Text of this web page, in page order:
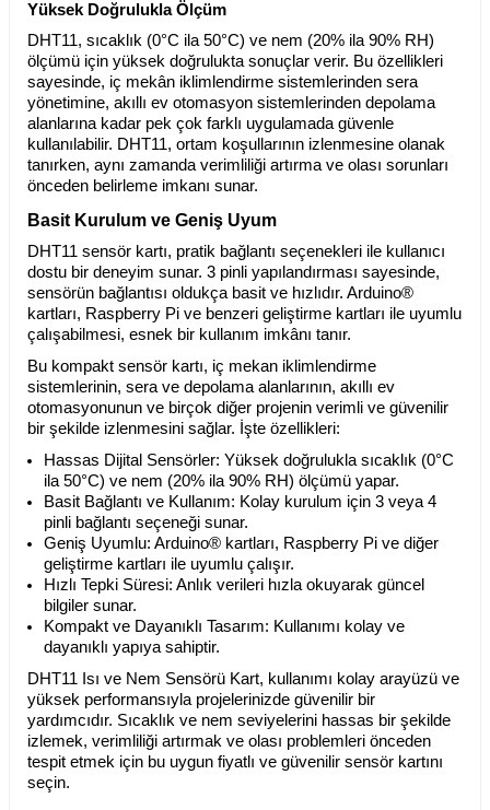
Yüksek Doğrulukla Ölçüm
DHT11, sıcaklık (0°C ila 50°C) ve nem (20% ila 90% RH)
ölçümü için yüksek doğrulukta sonuçlar verir. Bu özellikleri
sayesinde, iç mekân iklimlendirme sistemlerinden sera
yönetimine, akıllı ev otomasyon sistemlerinden depolama
alanlarına kadar pek çok farklı uygulamada güvenle
kullanılabilir. DHT11, ortam koşullarının izlenmesine olanak
tanırken, aynı zamanda verimliliği artırma ve olası sorunları
önceden belirleme imkanı sunar.
Basit Kurulum ve Geniş Uyum
DHT11 sensör kartı, pratik bağlantı seçenekleri ile kullanıcı
dostu bir deneyim sunar. 3 pinli yapılandırması sayesinde,
sensörün bağlantısı oldukça basit ve hızlıdır. Arduino®
kartları, Raspberry Pi ve benzeri geliştirme kartları ile uyumlu
çalışabilmesi, esnek bir kullanım imkânı tanır.
Bu kompakt sensör kartı, iç mekan iklimlendirme
sistemlerinin, sera ve depolama alanlarının, akıllı ev
otomasyonunun ve birçok diğer projenin verimli ve güvenilir
bir şekilde izlenmesini sağlar. İşte özellikleri:
Hassas Dijital Sensörler: Yüksek doğrulukla sıcaklık (0°C
ila 50°C) ve nem (20% ila 90% RH) ölçümü yapar.
Basit Bağlantı ve Kullanım: Kolay kurulum için 3 veya 4
pinli bağlantı seçeneği sunar.
Geniş Uyumlu: Arduino® kartları, Raspberry Pi ve diğer
geliştirme kartları ile uyumlu çalışır.
Hızlı Tepki Süresi: Anlık verileri hızla okuyarak güncel
bilgiler sunar.
Kompakt ve Dayanıklı Tasarım: Kullanımı kolay ve
dayanıklı yapıya sahiptir.
DHT11 Isı ve Nem Sensörü Kart, kullanımı kolay arayüzü ve
yüksek performansıyla projelerinizde güvenilir bir
yardımcıdır. Sıcaklık ve nem seviyelerini hassas bir şekilde
izlemek, verimliliği artırmak ve olası problemleri önceden
tespit etmek için bu uygun fiyatlı ve güvenilir sensör kartını
seçin.